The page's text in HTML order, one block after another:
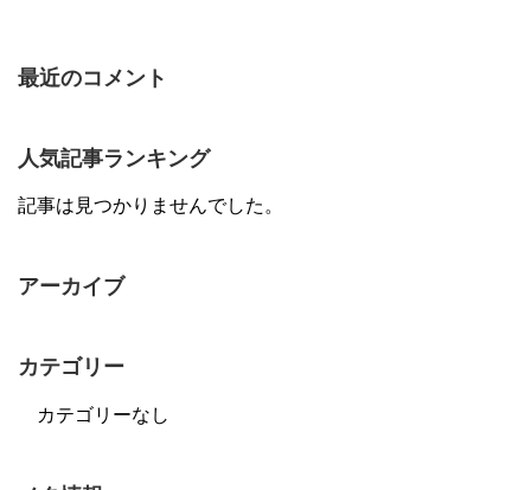
最近のコメント
人気記事ランキング
記事は見つかりませんでした。
アーカイブ
カテゴリー
カテゴリーなし